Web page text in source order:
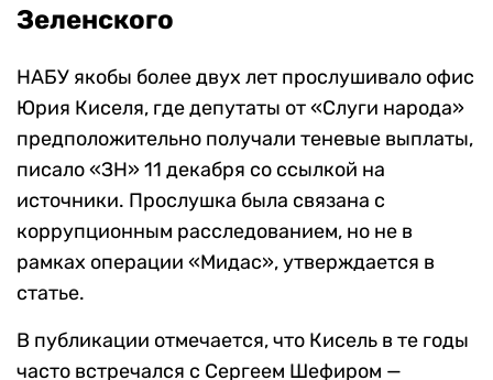
Зеленского
НАБУ якобы более двух лет прослушивало офис
Юрия Киселя, где депутаты от «Слуги народа»
предположительно получали теневые выплаты,
писало «ЗН» 11 декабря со ссылкой на
источники. Прослушка была связана с
коррупционным расследованием, но не в
рамках операции «Мидас», утверждается в
статье.
В публикации отмечается, что Кисель в те годы
часто встречался с Сергеем Шефиром —